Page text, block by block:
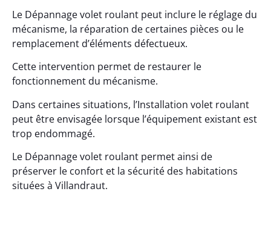
Le Dépannage volet roulant peut inclure le réglage du
mécanisme, la réparation de certaines pièces ou le
remplacement d’éléments défectueux.
Cette intervention permet de restaurer le
fonctionnement du mécanisme.
Dans certaines situations, l’Installation volet roulant
peut être envisagée lorsque l’équipement existant est
trop endommagé.
Le Dépannage volet roulant permet ainsi de
préserver le confort et la sécurité des habitations
situées à Villandraut.